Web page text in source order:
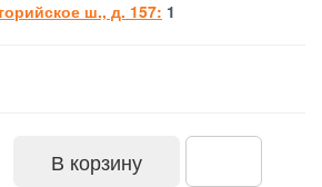
ш., д. 157: 1
В корзину